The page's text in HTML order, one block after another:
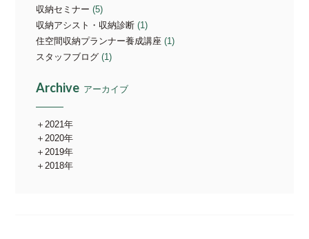
収納セミナー (5)
収納アシスト・収納診断 (1)
住空間収納プランナー養成講座 (1)
スタッフブログ (1)
Archive アーカイブ
2021年
2020年
2019年
2018年